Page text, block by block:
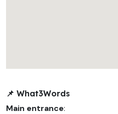
📌 What3Words
Main entrance: